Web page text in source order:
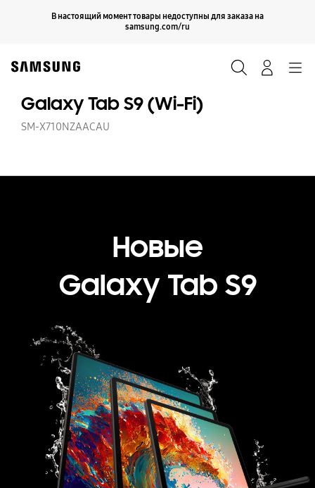
В настоящий момент товары недоступны для заказа на
samsung.com/ru
Продолжить
Galaxy Tab S9 (Wi-Fi)
SM-X710NZAACAU
Новые
Galaxy Tab S9